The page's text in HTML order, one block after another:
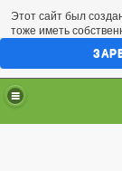
Этот сайт был
тоже иметь